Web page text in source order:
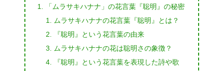
「ムラサキハナナ」の花言葉『聡明』の秘密
ムラサキハナナの花言葉『聡明』とは？
『聡明』という花言葉の由来
ムラサキハナナの花は聡明さの象徴？
『聡明』という花言葉を表現した詩や歌